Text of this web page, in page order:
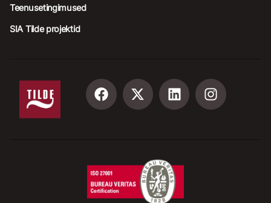
Teenusetingimused
SIA Tilde projektid